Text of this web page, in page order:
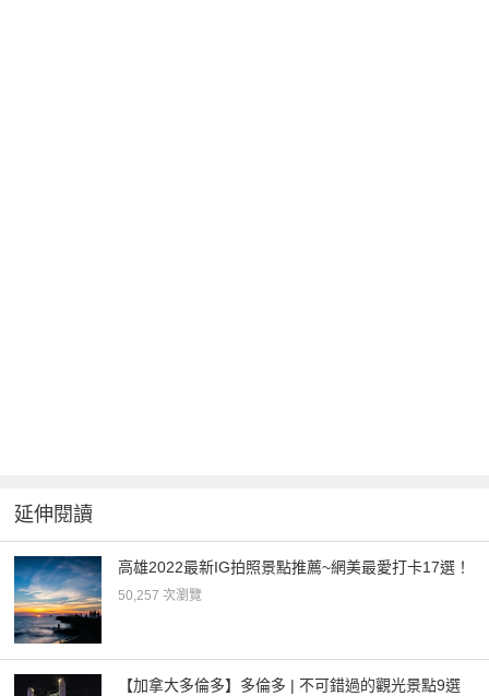
延伸閱讀
高雄2022最新IG拍照景點推薦~網美最愛打卡17選！
50,257 次瀏覽
【加拿大多倫多】多倫多 | 不可錯過的觀光景點9選